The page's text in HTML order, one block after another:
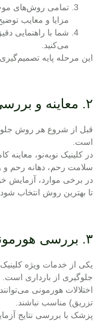
تمامی روش‌های
مزایا و معایب
شما با راهنمایی
می‌کنید.
این مرحله پایه
۲. معاینه و بررسی قبل از انتخاب روش
قبل از شروع هر روش
است.
در کلینیک نوبه‌نو،
سلامت رحم، دهانه رحم
در برخی موارد، آزمایش
تا بهترین روش انتخاب
۳. بررسی هورمونی و تعیین روش مناسب
یکی از خدمات ویژه
جلوگیری از بارداری است.
اختلالات هورمونی
تزریق) مناسب نباشند.
پزشک با بررسی نتایج